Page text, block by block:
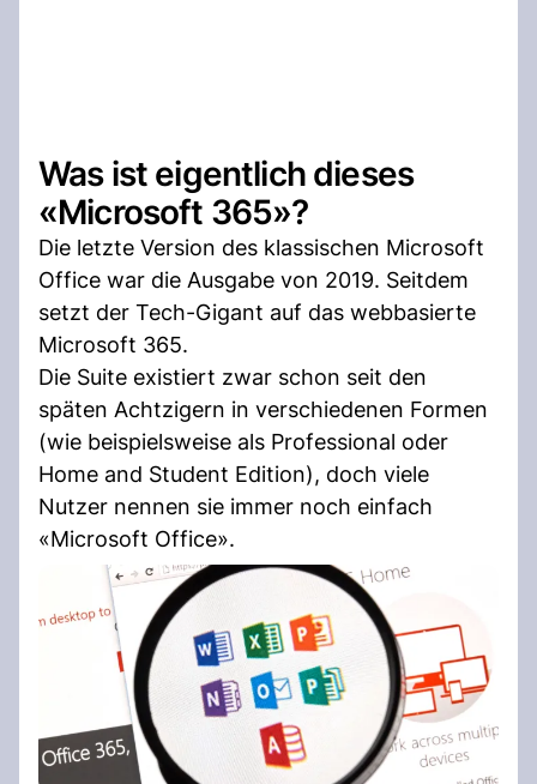
Was ist eigentlich dieses
«Microsoft 365»?
Die letzte Version des klassischen Microsoft
Office war die Ausgabe von 2019. Seitdem
setzt der Tech-Gigant auf das webbasierte
Microsoft 365.
Die Suite existiert zwar schon seit den
späten Achtzigern in verschiedenen Formen
(wie beispielsweise als Professional oder
Home and Student Edition), doch viele
Nutzer nennen sie immer noch einfach
«Microsoft Office».